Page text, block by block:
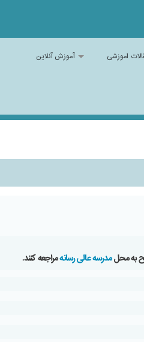
اموزشی آموزش آنلاین
به محلمدرسه عالی رسانهمراجعه کنند.